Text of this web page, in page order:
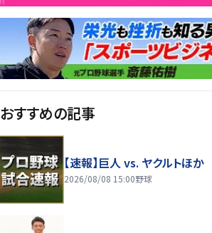
おすすめの記事
【速報】巨人 vs. ヤクルトほか
2026/08/08 15:00野球